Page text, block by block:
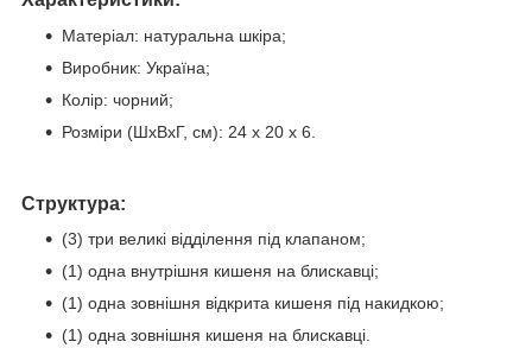
Матеріал: натуральна шкіра;
Виробник: Україна;
Колір: чорний;
Розміри (ШхВхГ, см): 24 х 20 х 6.
Структура:
(3) три великі відділення під клапаном;
(1) одна внутрішня кишеня на блискавці;
(1) одна зовнішня відкрита кишеня під накидкою;
(1) одна зовнішня кишеня на блискавці.